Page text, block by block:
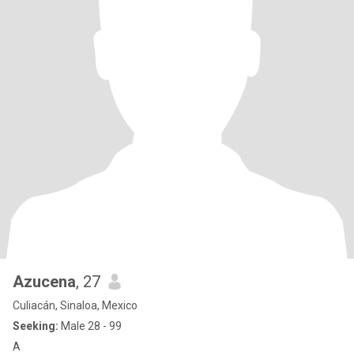
Azucena, 27
Culiacán, Sinaloa, Mexico
Seeking: Male 28 - 99
A